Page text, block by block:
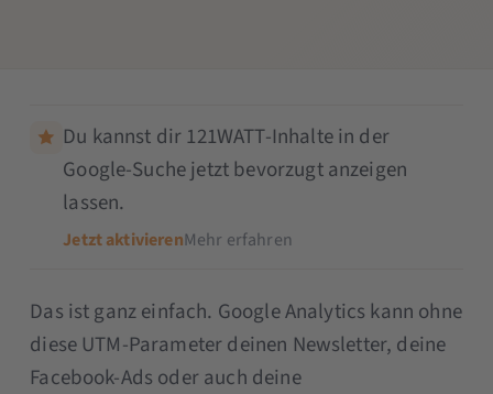
Du kannst dir 121WATT-Inhalte in der
Google-Suche jetzt bevorzugt anzeigen
lassen.
Jetzt aktivierenMehr erfahren
Das ist ganz einfach. Google Analytics kann ohne
diese UTM-Parameter deinen Newsletter, deine
Facebook-Ads oder auch deine